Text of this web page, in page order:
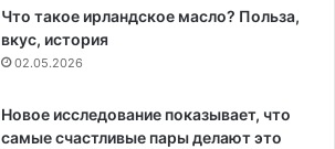
Что такое ирландское масло? Польза,
вкус, история
02.05.2026
Новое исследование показывает, что
самые счастливые пары делают это